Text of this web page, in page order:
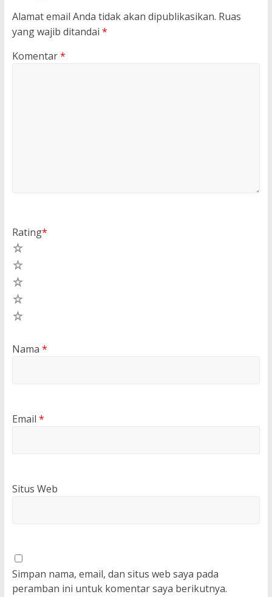
Alamat email Anda tidak akan dipublikasikan. Ruas
yang wajib ditandai *
Komentar*
Rating*
Nama *
Email *
Situs Web
Simpan nama, email, dan situs web saya pada
peramban ini untuk komentar saya berikutnya.